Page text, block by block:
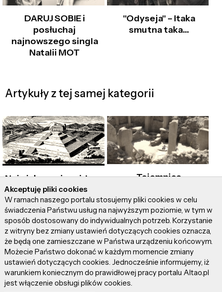
DARUJ SOBIE i
posłuchaj
najnowszego singla
Natalii MOT
"Odyseja" – Itaka
smutna taka…
Artykuły z tej samej kategorii
Największa piramida na
świecie!
Tajemnice
Zawisza Czarny – wzór
Tajemniczy lud
Akceptuję pliki cookies
W ramach naszego portalu stosujemy pliki cookies w celu
świadczenia Państwu usług na najwyższym poziomie, w tym w
sposób dostosowany do indywidualnych potrzeb. Korzystanie
z witryny bez zmiany ustawień dotyczących cookies oznacza,
że będą one zamieszczane w Państwa urządzeniu końcowym.
Możecie Państwo dokonać w każdym momencie zmiany
ustawień dotyczących cookies. Jednocześnie informujemy, iż
warunkiem koniecznym do prawidłowej pracy portalu Altao.pl
jest włączenie obsługi plików cookies.